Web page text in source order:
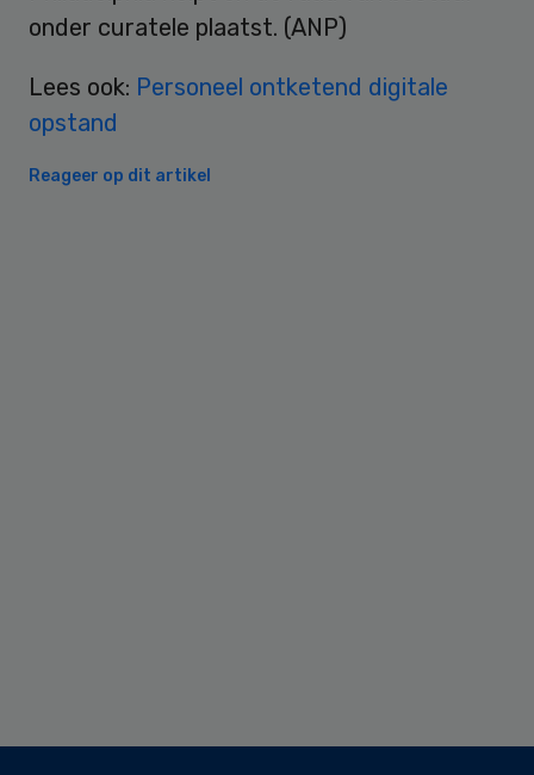
onder curatele plaatst. (ANP)
Lees ook: Personeel ontketend digitale
opstand
Reageer op dit artikel